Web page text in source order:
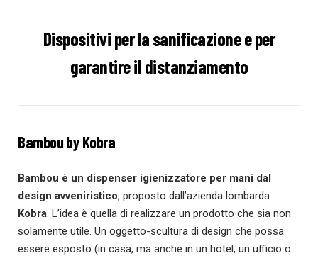
Dispositivi per la sanificazione e per
garantire il distanziamento
Bambou by Kobra
Bambou è un dispenser igienizzatore per mani dal
design avveniristico, proposto dall’azienda lombarda
Kobra . L’idea è quella di realizzare un prodotto che sia non
solamente utile. Un oggetto-scultura di design che possa
essere esposto (in casa, ma anche in un hotel, un ufficio o